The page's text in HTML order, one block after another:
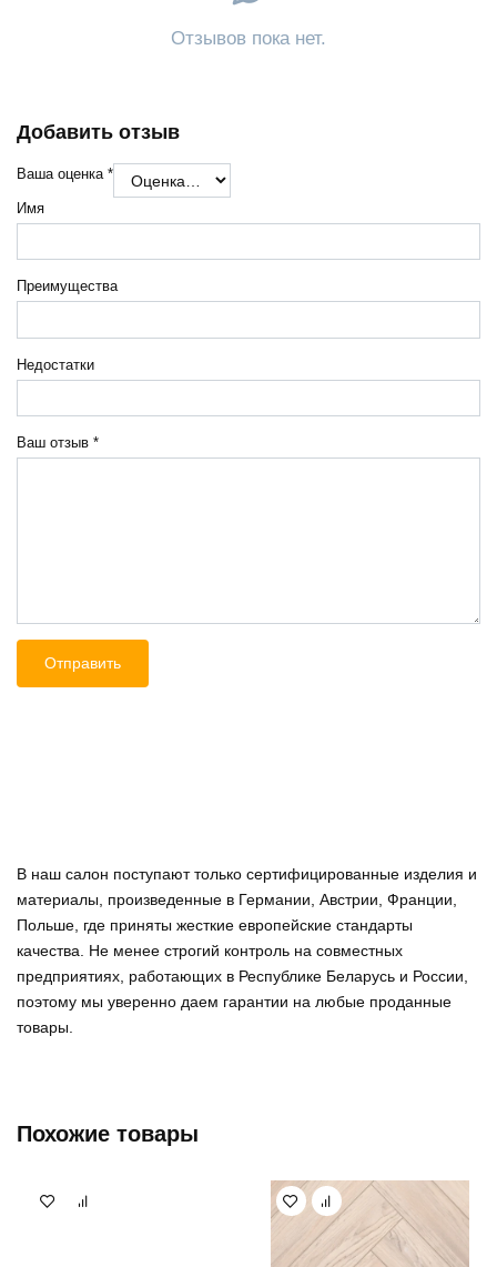
Отзывов пока нет.
Добавить отзыв
Ваша оценка *
Ваш отзыв *
Имя
Преимущества
Недостатки
В наш салон поступают только сертифицированные изделия и
материалы, произведенные в Германии, Австрии, Франции,
Польше, где приняты жесткие европейские стандарты
качества. Не менее строгий контроль на совместных
предприятиях, работающих в Республике Беларусь и России,
поэтому мы уверенно даем гарантии на любые проданные
товары.
Похожие товары